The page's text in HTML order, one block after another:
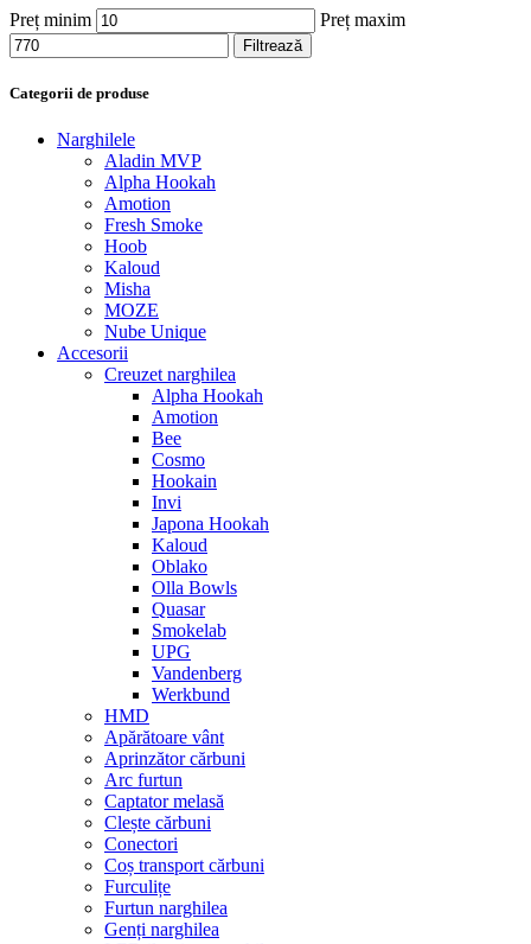
Preț minim Preț maxim
Filtrează
Categorii de produse
Narghilele
Aladin MVP
Alpha Hookah
Amotion
Fresh Smoke
Hoob
Kaloud
Misha
MOZE
Nube Unique
Accesorii
Creuzet narghilea
Alpha Hookah
Amotion
Bee
Cosmo
Hookain
Invi
Japona Hookah
Kaloud
Oblako
Olla Bowls
Quasar
Smokelab
UPG
Vandenberg
Werkbund
HMD
Apărătoare vânt
Aprinzător cărbuni
Arc furtun
Captator melasă
Clește cărbuni
Conectori
Coș transport cărbuni
Furculițe
Furtun narghilea
Genți narghilea